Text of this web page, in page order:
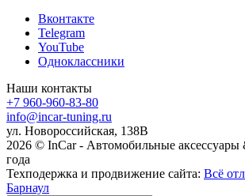
Вконтакте
Telegram
YouTube
Одноклассники
Наши контакты
+7 960-960-83-80
info@incar-tuning.ru
ул. Новороссийская, 138В
2026 © InCar - Автомобильные
года
Техподержка и продвижение сайта: Всё
Барнаул